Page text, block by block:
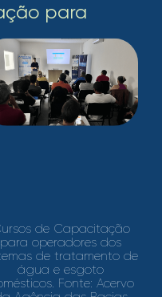
para
DE
de Capacitação
para operadores dos​
de tratamento de
água e esgoto
Fonte: Acervo